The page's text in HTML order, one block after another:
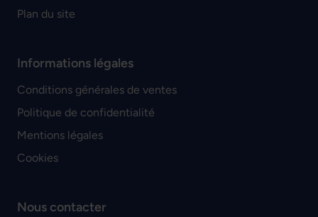
Plan du site
Informations légales
Conditions générales de ventes
Politique de confidentialité
Mentions légales
Cookies
Nous contacter